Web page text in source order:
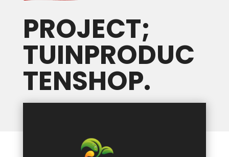
PROJECT;
TUINPRODUC
TENSHOP.